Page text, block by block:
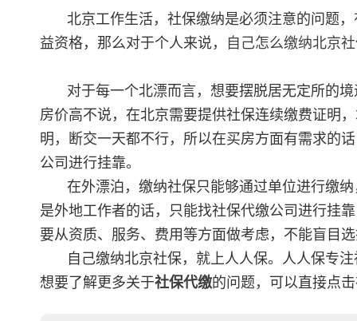
北京工作生活，社保缴纳是必须注意的问题
益资格，那么对于个人来说，
自己怎么缴纳北京
对于每一个北漂而言，想要摆脱居无定所的
房价高不说，在北京需要提供社保连续缴费证明
明，断交一天都不行，所以在买房方面有需求的
公司进行挂靠。
在外漂泊，缴纳社保只能够通过单位进行缴
是外地工作者的话，只能找社保代缴公司进行挂
要从资质、服务、费用等方面做考虑，不能盲目
自己缴纳北京社保，就上人人保。人人保专
想要了解更多关于社保代缴的问题，可以直接点